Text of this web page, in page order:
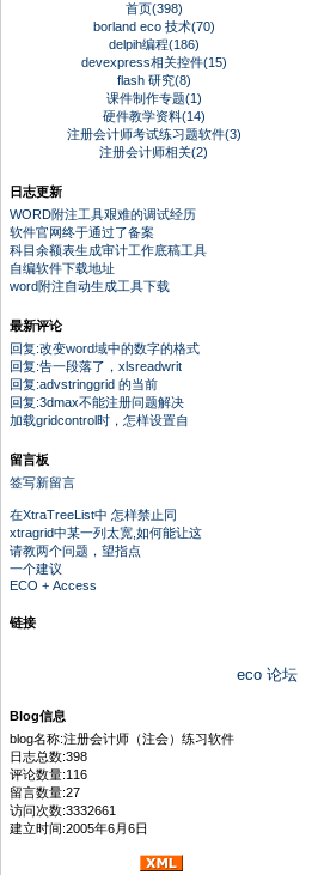
首页(398)
borland eco 技术(70)
delpih编程(186)
devexpress相关控件(15)
flash 研究(8)
课件制作专题(1)
硬件教学资料(14)
注册会计师考试练习题软件(3)
注册会计师相关(2)
日志更新
WORD附注工具艰难的调试经历
软件官网终于通过了备案
科目余额表生成审计工作底稿工具
自编软件下载地址
word附注自动生成工具下载
最新评论
回复:改变word域中的数字的格式
回复:告一段落了，xlsreadwrit
回复:advstringgrid 的当前
回复:3dmax不能注册问题解决
加载gridcontrol时，怎样设置自
留言板
签写新留言
在XtraTreeList中 怎样禁止同
xtragrid中某一列太宽,如何能让这
请教两个问题，望指点
一个建议
ECO + Access
链接
eco 论坛
Blog信息
blog名称:注册会计师（注会）练习软件
日志总数:398
评论数量:116
留言数量:27
访问次数:3332661
建立时间:2005年6月6日